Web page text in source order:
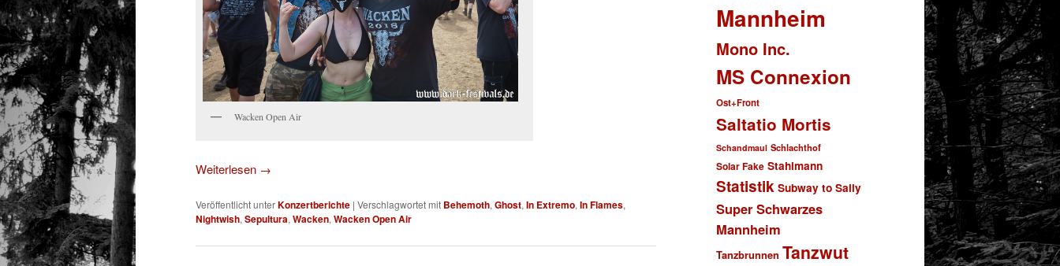
Wacken Open Air
Weiterlesen →
Veröffentlicht unterKonzertberichte | Verschlagwortet mit Behemoth,Ghost,In Extremo,In Flames,
Nightwish,Sepultura,Wacken,Wacken Open Air
Mannheim
Mono Inc.
MS Connexion
Ost+Front
Saltatio Mortis
Schandmaul Schlachthof
Solar Fake Stahlmann
Statistik Subway to Sally
Super Schwarzes
Mannheim
Tanzbrunnen Tanzwut